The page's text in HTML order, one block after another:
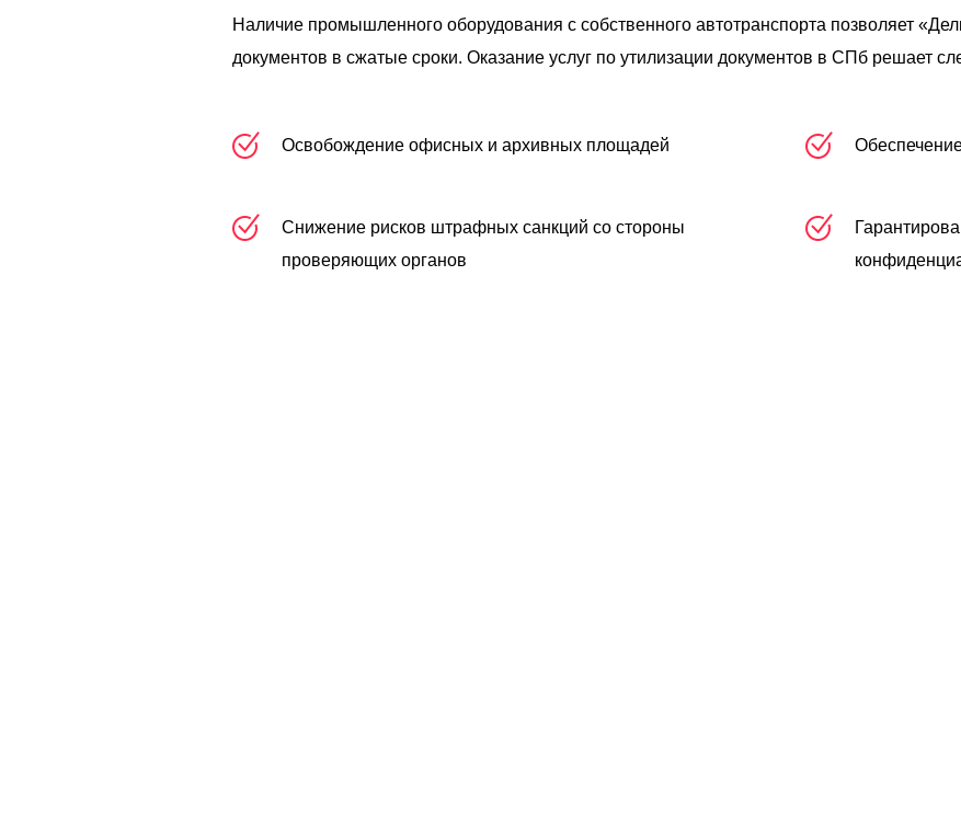
Наличие промышленного оборудования с собственного автотранспорта позволяет
документов в сжатые сроки. Оказание услуг по утилизации документов в СПб решает
Освобождение офисных и архивных площадей
Снижение рисков штрафных санкций со стороны
проверяющих органов